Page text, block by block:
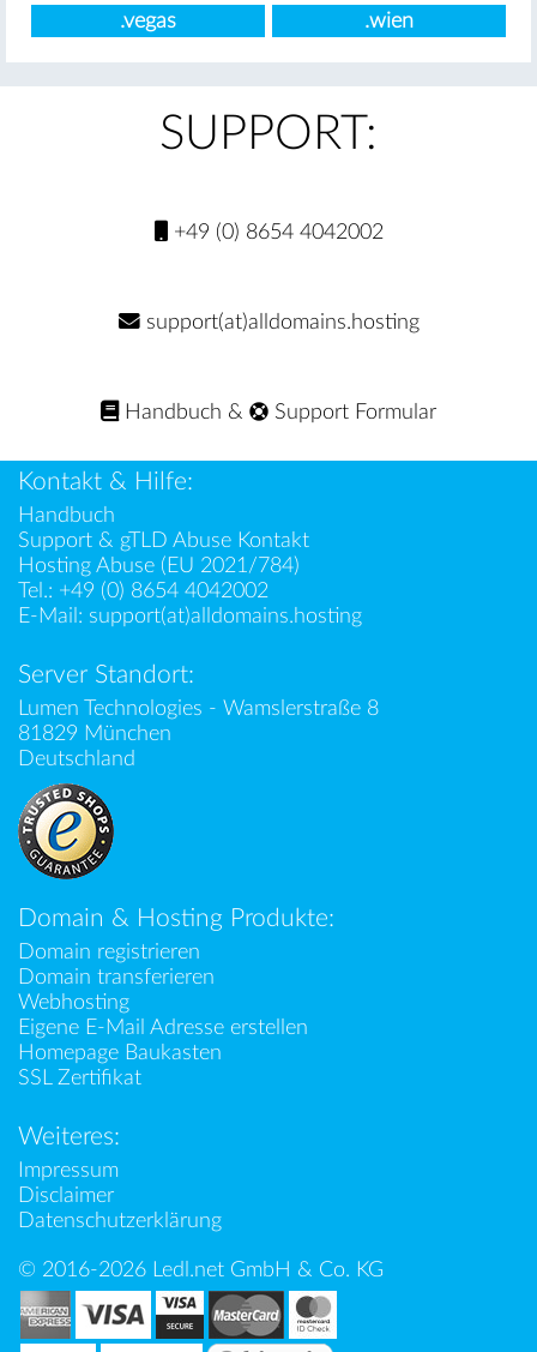
.vegas
.wien
SUPPORT:
+49 (0) 8654 4042002
support(at)alldomains.hosting
Handbuch & Support Formular
Kontakt & Hilfe:
Handbuch
Support & gTLD Abuse Kontakt
Hosting Abuse (EU 2021/784)
Tel.: +49 (0) 8654 4042002
E-Mail: support(at)alldomains.hosting
Server Standort:
Lumen Technologies - Wamslerstraße 8
81829 München
Deutschland
Domain & Hosting Produkte:
Domain registrieren
Domain transferieren
Webhosting
Eigene E-Mail Adresse erstellen
Homepage Baukasten
SSL Zertifikat
Weiteres:
Impressum
Disclaimer
Datenschutzerklärung
© 2016-2026 Ledl.net GmbH & Co. KG